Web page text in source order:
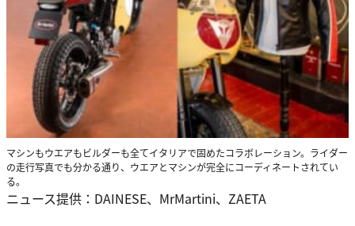
マシンもウエアもビルダーも全てイタリアで固めたコラボレーション。ライダー
の走行写真でも分かる通り、ウエアとマシンが完全にコーディネートされてい
る。
ニュース提供：DAINESE、MrMartini、ZAETA